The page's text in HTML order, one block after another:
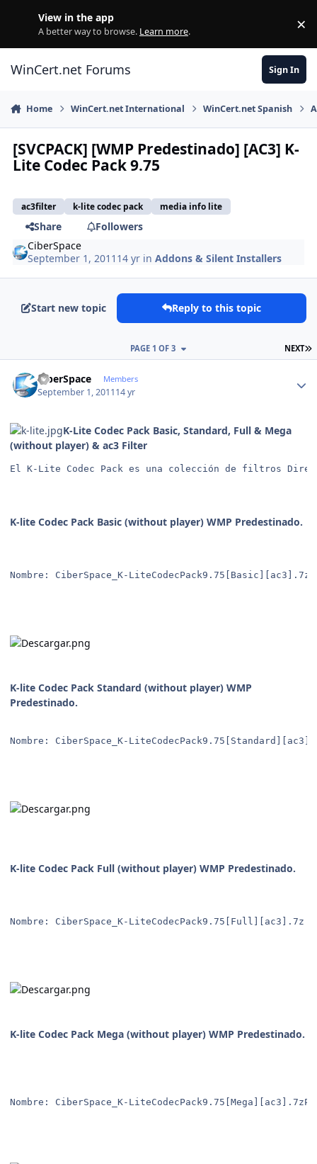
View in the app
A better way to browse. Learn more. ×
WinCert.net Forums Sign In
Home WinCert.net International WinCert.net Spanish
[SVCPACK] [WMP Predestinado] [AC3] K-
Lite Codec Pack 9.75
ac3filter k-lite codec pack media info lite
Share
Followers
CiberSpace
September 1, 2011 14 yr inAddons & Silent Installers
Start new topic Reply to this topic
NEXT
PAGE 1 OF 3
CiberSpace Members
September 1, 201114 yr
K-Lite Codec Pack Basic, Standard, Full & Mega
(without player) & ac3 Filter
El K-Lite Codec Pack es una colección de filtros
K-lite Codec Pack Basic (without player) WMP Predestinado.
Nombre: CiberSpace_K-LiteCodecPack9.75[Basic][ac3].7z
K-lite Codec Pack Standard (without player) WMP
Predestinado.
Nombre: CiberSpace_K-
K-lite Codec Pack Full (without player) WMP Predestinado.
Nombre: CiberSpace_K-LiteCodecPack9.75[Full][ac3].7z
K-lite Codec Pack Mega (without player) WMP Predestinado.
Nombre: CiberSpace_K-